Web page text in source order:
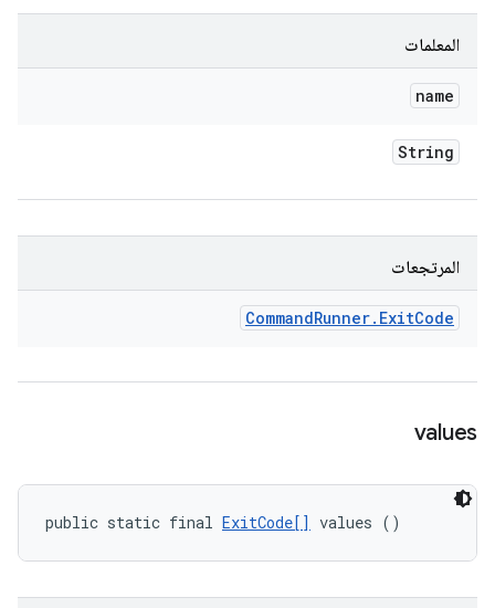
المعلمات
name
String
المرتجعات
CommandRunner. ExitCode
values
public static final ExitCode[] values ()